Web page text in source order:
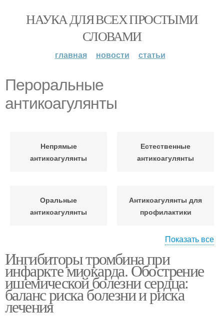
НАУКА ДЛЯ ВСЕХ ПРОСТЫМИ
СЛОВАМИ
главная новости статьи
Пероральные
антикоагулянты
Непрямые
антикоагулянты
Естественные
антикоагулянты
Оральные
антикоагулянты
Антикоагулянты для
профилактики
Антикоагулянты при
инфаркте
Показать все
Ингибиторы тромбина при
инфаркте миокарда. Обострение
ишемической болезни сердца:
баланс риска болезни и риска
лечения